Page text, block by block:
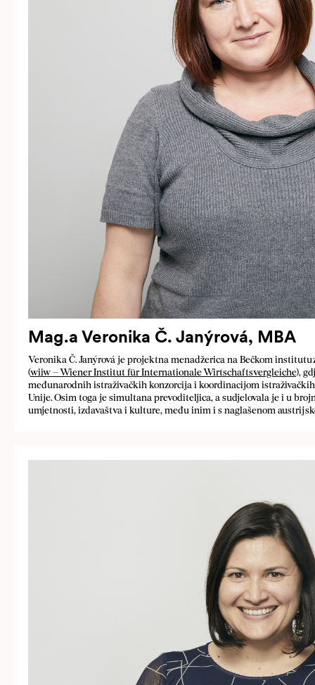
Mag.a Veronika Č. Janýrová, MBA
Veronika Č. Janýrová je projektna menadžerica na Bečkom
(wiiw – Wiener Institut für Internationale Wirtschaftsvergleiche),
međunarodnih istraživačkih konzorcija i koordinacijom
Unije. Osim toga je simultana prevoditeljica, a sudjelovala je i u
umjetnosti, izdavaštva i kulture, među inim i s naglašenom